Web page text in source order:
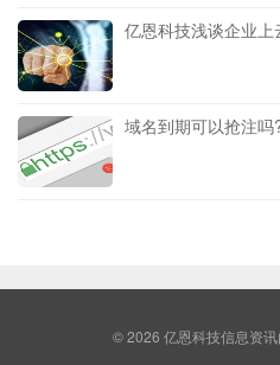
亿恩科技浅谈企业上
域名到期可以抢注
© 2026 亿恩科技信息资